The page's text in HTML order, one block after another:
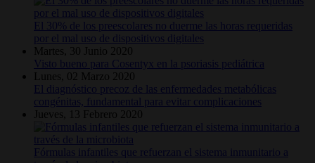
El 30% de los preescolares no duerme las horas requeridas
por el mal uso de dispositivos digitales
Martes, 30 Junio 2020
Visto bueno para Cosentyx en la psoriasis pediátrica
Lunes, 02 Marzo 2020
El diagnóstico precoz de las enfermedades metabólicas
congénitas, fundamental para evitar complicaciones
Jueves, 13 Febrero 2020
Fórmulas infantiles que refuerzan el sistema inmunitario a